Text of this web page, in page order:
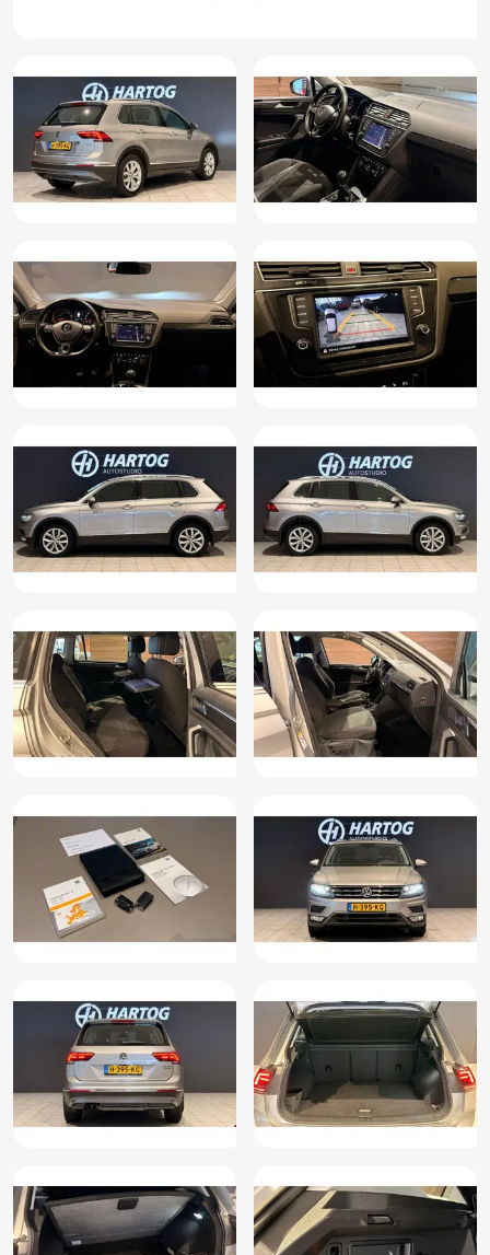
Lederen versnellingspook
Mistlampen voor adaptief
Multimedia-voorbereiding
Optie-pakket 2
Parkeer assistent
Parkeersensor voor en achter
Passagiersairbag
Regensensor
Rijstrooksensor
Ruitensproeiers verwarmbaar
Sportstoelen
Spraakbediening
Start/stop systeem
Stuurwiel multifunctioneel
Verkeersbord detectie
Warmtewerende voorruit
Winter-pakket
Zij airbag(s) voor